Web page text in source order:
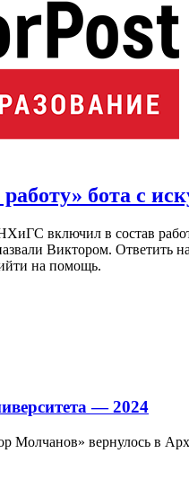
бота с
включил в состав
Виктором. Ответить
на помощь.
— 2024
Молчанов» вернулось в